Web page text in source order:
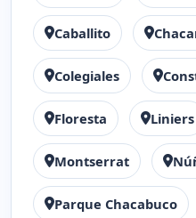
Caballito
Colegiales
Floresta Liniers
Montserrat
Parque Chacabuco